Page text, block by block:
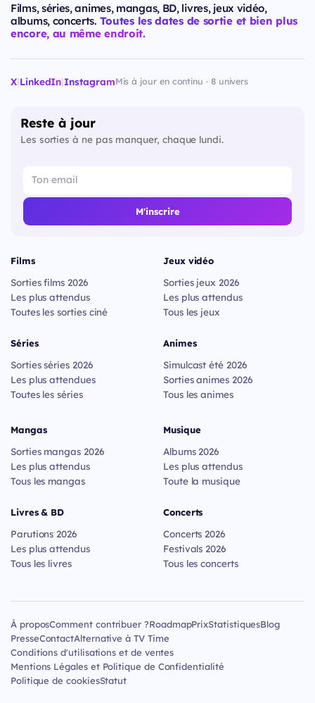
Films, séries, animes, mangas, BD, livres, jeux vidéo,
albums, concerts. Toutes les dates de sortie et bien plus
encore, au même endroit.
X|LinkedIn|InstagramMis à jour en continu · 8 univers
Reste à jour
Les sorties à ne pas manquer, chaque lundi.
M'inscrire
Films
Sorties films 2026
Les plus attendus
Toutes les sorties ciné
Séries
Sorties séries 2026
Les plus attendues
Toutes les séries
Jeux vidéo
Sorties jeux 2026
Les plus attendus
Tous les jeux
Animes
Simulcast été 2026
Sorties animes 2026
Tous les animes
Mangas
Sorties mangas 2026
Les plus attendus
Tous les mangas
Livres & BD
Parutions 2026
Les plus attendus
Tous les livres
Musique
Albums 2026
Les plus attendus
Toute la musique
Concerts
Concerts 2026
Festivals 2026
Tous les concerts
À proposComment contribuer ?RoadmapPrixStatistiquesBlog
PresseContactAlternative à TV Time
Conditions d'utilisations et de ventes
Mentions Légales et Politique de Confidentialité
Politique de cookiesStatut